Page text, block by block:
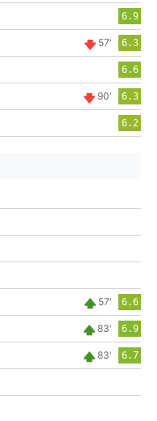
6.9
57' 6.3
6.6
90' 6.3
6.2
57' 6.6
83' 6.9
83' 6.7